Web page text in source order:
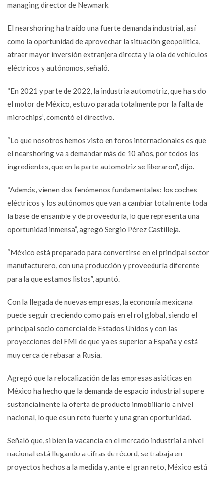
managing director de Newmark.
El nearshoring ha traído una fuerte demanda industrial, así
como la oportunidad de aprovechar la situación geopolítica,
atraer mayor inversión extranjera directa y la ola de vehículos
eléctricos y autónomos, señaló.
“En 2021 y parte de 2022, la industria automotriz, que ha sido
el motor de México, estuvo parada totalmente por la falta de
microchips”, comentó el directivo.
“Lo que nosotros hemos visto en foros internacionales es que
el nearshoring va a demandar más de 10 años, por todos los
ingredientes, que en la parte automotriz se liberaron”, dijo.
“Además, vienen dos fenómenos fundamentales: los coches
eléctricos y los autónomos que van a cambiar totalmente toda
la base de ensamble y de proveeduría, lo que representa una
oportunidad inmensa”, agregó Sergio Pérez Castilleja.
“México está preparado para convertirse en el principal sector
manufacturero, con una producción y proveeduría diferente
para la que estamos listos”, apuntó.
Con la llegada de nuevas empresas, la economía mexicana
puede seguir creciendo como país en el rol global, siendo el
principal socio comercial de Estados Unidos y con las
proyecciones del FMI de que ya es superior a España y está
muy cerca de rebasar a Rusia.
Agregó que la relocalización de las empresas asiáticas en
México ha hecho que la demanda de espacio industrial supere
sustancialmente la oferta de producto inmobiliario a nivel
nacional, lo que es un reto fuerte y una gran oportunidad.
Señaló que, si bien la vacancia en el mercado industrial a nivel
nacional está llegando a cifras de récord, se trabaja en
proyectos hechos a la medida y, ante el gran reto, México está